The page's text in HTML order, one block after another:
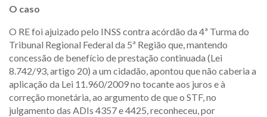
O caso
O RE foi ajuizado pelo INSS contra acórdão da 4ª Turma do
Tribunal Regional Federal da 5ª Região que, mantendo
concessão de benefício de prestação continuada (Lei
8.742/93, artigo 20) a um cidadão, apontou que não caberia a
aplicação da Lei 11.960/2009 no tocante aos juros e à
correção monetária, ao argumento de que o STF, no
julgamento das ADIs 4357 e 4425, reconheceu, por